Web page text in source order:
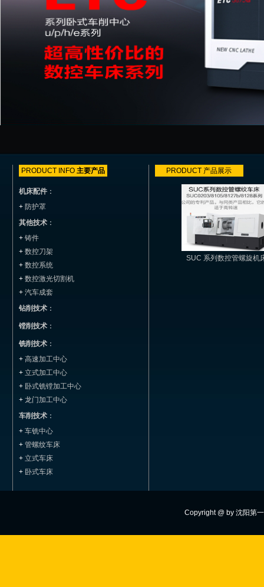
PRODUCT INFO 主要产品
机床配件：
+ 防护罩
其他技术：
+ 铸件
+ 数控刀架
+ 数控系统
+ 数控激光切割机
+ 汽车成套
钻削技术：
镗削技术：
铣削技术：
+ 高速加工中心
+ 立式加工中心
+ 卧式铣镗加工中心
+ 龙门加工中心
车削技术：
+ 车铣中心
+ 管螺纹车床
+ 立式车床
+ 卧式车床
PRODUCT 产品展示
SUC 系列数控管螺旋机
Copyright @ by 沈阳第